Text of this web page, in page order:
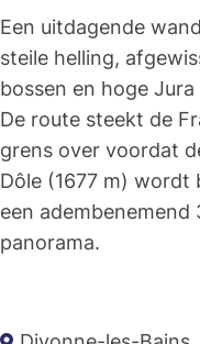
Een uitdagende
steile helling,
bossen en hoge
De route steekt de
grens over voordat
Dôle (1677 m) wordt
een adembenemend
panorama.